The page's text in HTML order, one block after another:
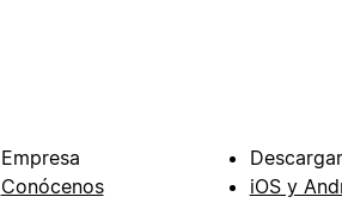
Empresa
Conócenos
Descargar
iOS y